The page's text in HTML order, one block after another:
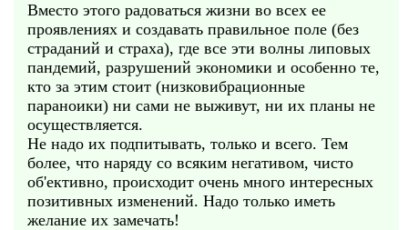
Вместо этого радоваться жизни во всех ее
проявлениях и создавать правильное поле (без
страданий и страха), где все эти волны липовых
пандемий, разрушений экономики и особенно те,
кто за этим стоит (низковибрационные
параноики) ни сами не выживут, ни их планы не
осуществляется.
Не надо их подпитывать, только и всего. Тем
более, что наряду со всяким негативом, чисто
об'ективно, происходит очень много интересных
позитивных изменений. Надо только иметь
желание их замечать!